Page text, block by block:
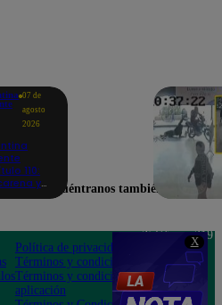
X
07 de
agosto
2026
110:
ya
Frida y
Encuéntranos también en
Política de privacidad
Términos y condiciones
Términos y condiciones
aplicación
Teléfono: 219
Av. San
Felipe 968
Jesús María